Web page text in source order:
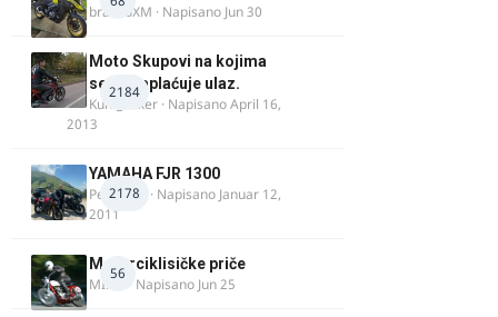
brankoXM · Napisano Jun 30
2184
Moto Skupovi na kojima
se ne naplaćuje ulaz.
Kum_Mixer · NapisanoApril 16,
2013
2178
YAMAHA FJR 1300
Petartdm · Napisano Januar 12,
2011
56
Motorciklisičke priče
MIHO · Napisano Jun 25